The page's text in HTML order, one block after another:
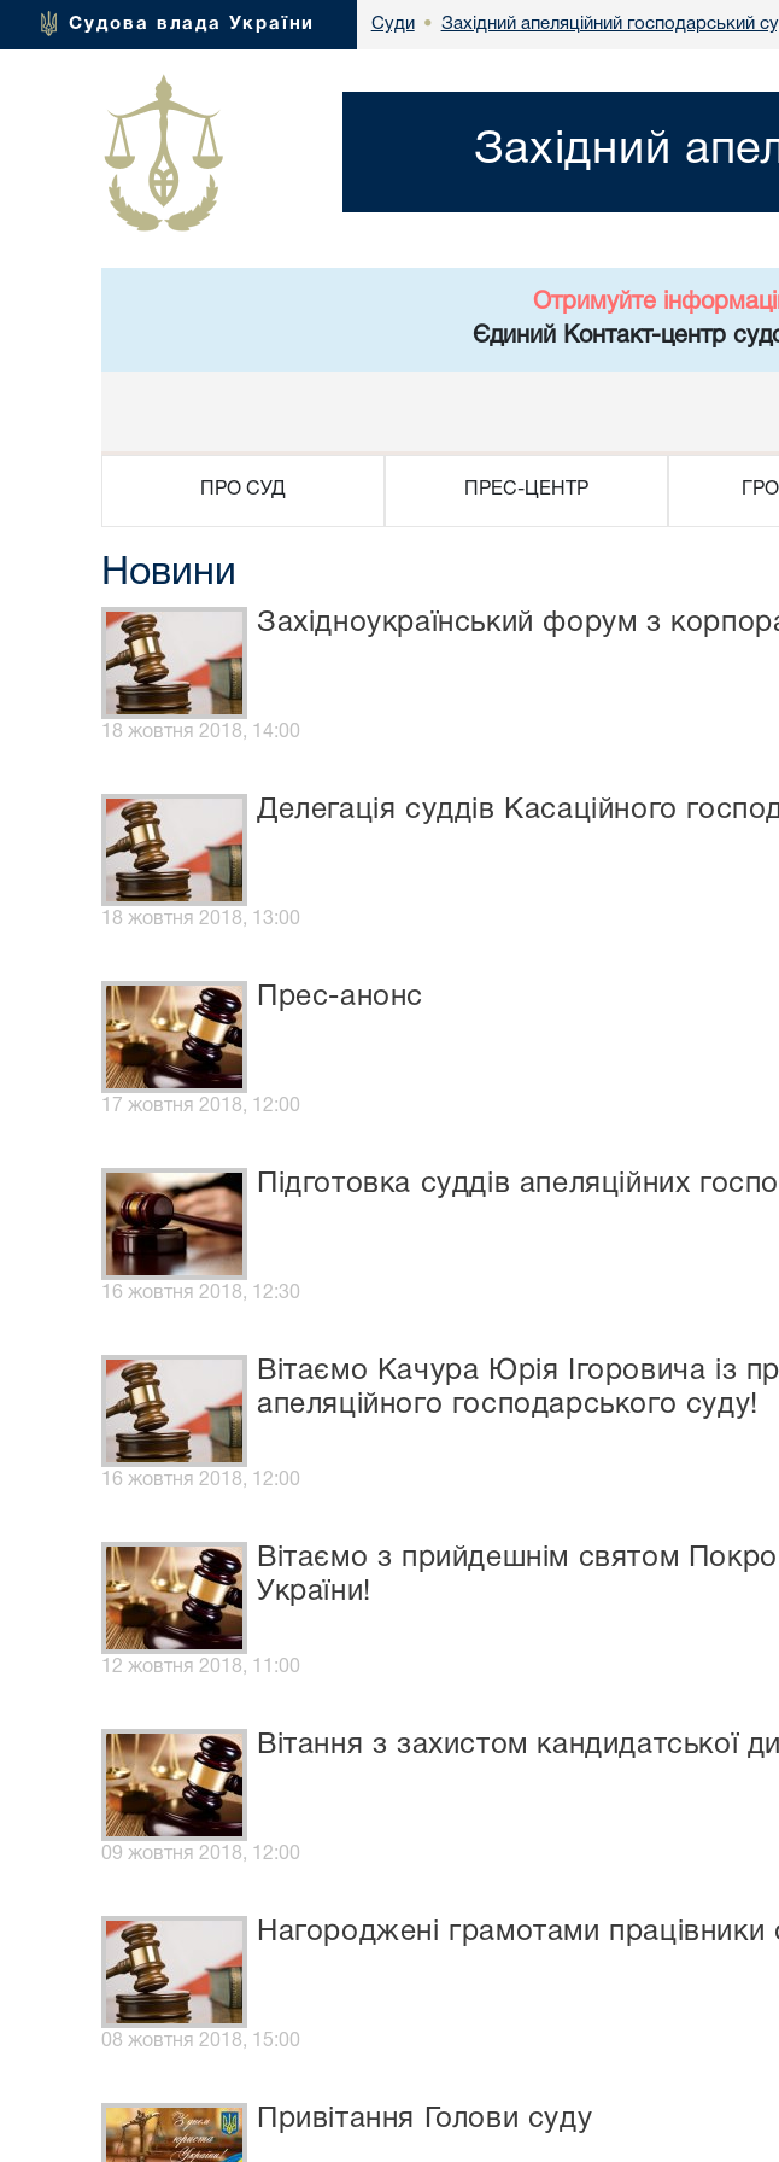
Судова влада України Суди • Західний апеляційний господарський
Західний
Отримуйте
Єдиний Контакт-центр
ПРО СУД ПРЕС-ЦЕНТР
Новини
Західноукраїнський форум з
18 жовтня 2018, 14:00
Делегація суддів Касаційного
18 жовтня 2018, 13:00
Прес-анонс
17 жовтня 2018, 12:00
Підготовка суддів апеляційних
16 жовтня 2018, 12:30
Вітаємо Качура Юрія Ігоровича із
апеляційного господарського суду!
16 жовтня 2018, 12:00
Вітаємо з прийдешнім святом
України!
12 жовтня 2018, 11:00
Вітання з захистом кандидатської
09 жовтня 2018, 12:00
Нагороджені грамотами працівники
08 жовтня 2018, 15:00
Привітання Голови суду